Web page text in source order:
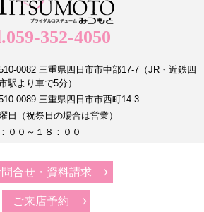
352-4050
0082 三重県四日市市中部17-7（JR・近鉄四
駅より車で5分）
0089 三重県四日市市西町14-3
日（祝祭日の場合は営業）
００～１８：００
合せ・資料請求
ご来店予約